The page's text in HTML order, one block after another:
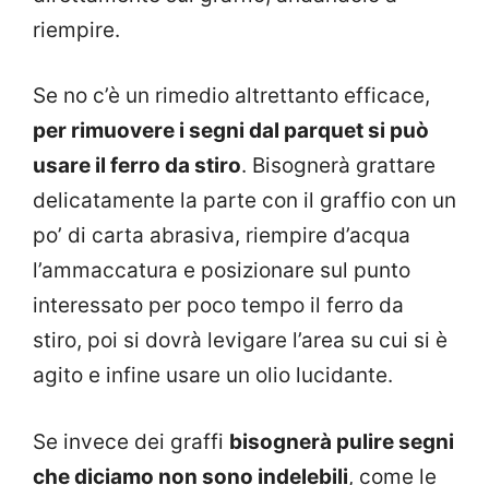
riempire.
Se no c’è un rimedio altrettanto efficace,
per rimuovere i segni dal parquet si può
usare il ferro da stiro. Bisognerà grattare
delicatamente la parte con il graffio con un
po’ di carta abrasiva, riempire d’acqua
l’ammaccatura e posizionare sul punto
interessato per poco tempo il ferro da
stiro, poi si dovrà levigare l’area su cui si è
agito e infine usare un olio lucidante.
Se invece dei graffi bisognerà pulire segni
che diciamo non sono indelebili, come le